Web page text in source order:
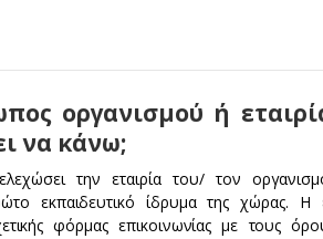
οργανισμού ή
να κάνω;
την εταιρία του/ τον
εκπαιδευτικό ίδρυμα της χώρας. Η
φόρμας επικοινωνίας με τους